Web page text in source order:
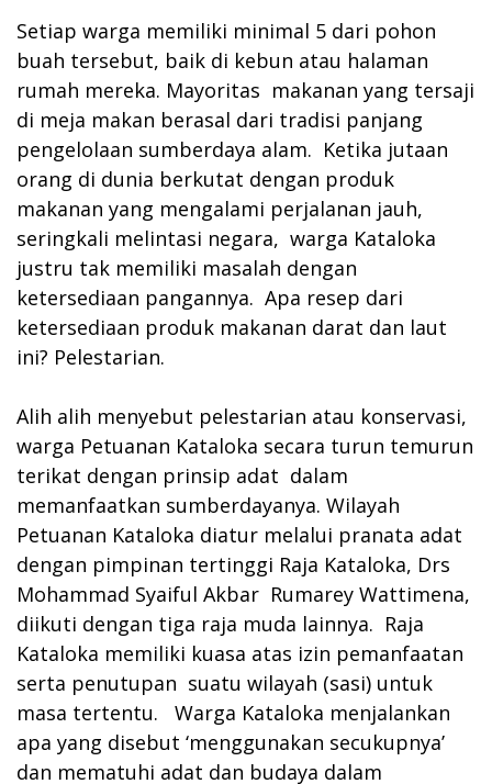
Setiap warga memiliki minimal 5 dari pohon
buah tersebut, baik di kebun atau halaman
rumah mereka. Mayoritas makanan yang tersaji
di meja makan berasal dari tradisi panjang
pengelolaan sumberdaya alam. Ketika jutaan
orang di dunia berkutat dengan produk
makanan yang mengalami perjalanan jauh,
seringkali melintasi negara, warga Kataloka
justru tak memiliki masalah dengan
ketersediaan pangannya. Apa resep dari
ketersediaan produk makanan darat dan laut
ini? Pelestarian.
Alih alih menyebut pelestarian atau konservasi,
warga Petuanan Kataloka secara turun temurun
terikat dengan prinsip adat dalam
memanfaatkan sumberdayanya. Wilayah
Petuanan Kataloka diatur melalui pranata adat
dengan pimpinan tertinggi Raja Kataloka, Drs
Mohammad Syaiful Akbar Rumarey Wattimena,
diikuti dengan tiga raja muda lainnya. Raja
Kataloka memiliki kuasa atas izin pemanfaatan
serta penutupan suatu wilayah (sasi) untuk
masa tertentu. Warga Kataloka menjalankan
apa yang disebut ‘menggunakan secukupnya’
dan mematuhi adat dan budaya dalam